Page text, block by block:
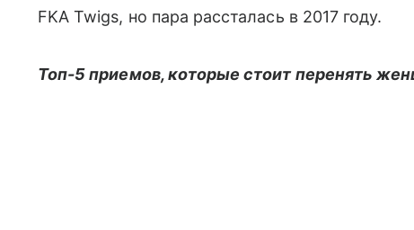
FKA Twigs, но пара рассталась в 2017 году.
Топ-5 приемов, которые стоит перенять